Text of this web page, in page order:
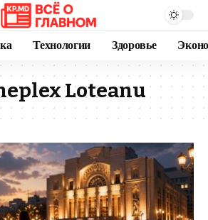
Технологии Здоровье
Loteanu